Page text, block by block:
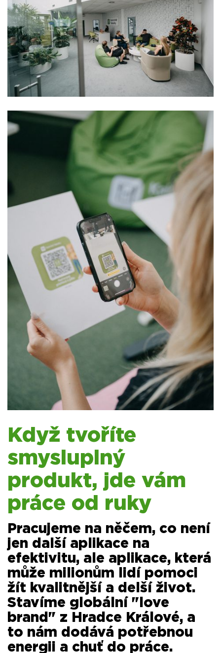
Když tvoříte
smysluplný
produkt, jde vám
práce od ruky
Pracujeme na něčem, co není
jen další aplikace na
efektivitu, ale aplikace, která
může milionům lidí pomoci
žít kvalitnější a delší život.
Stavíme globální "love
brand" z Hradce Králové, a
to nám dodává potřebnou
energii a chuť do práce.